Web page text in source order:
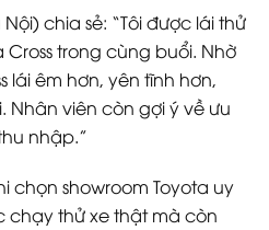
chia sẻ: “Tôi được lái thử
Cross trong cùng buổi. Nhờ
lái êm hơn, yên tĩnh hơn,
Nhân viên còn gợi ý về ưu
nhập.”
chọn showroom Toyota uy
chạy thử xe thật mà còn